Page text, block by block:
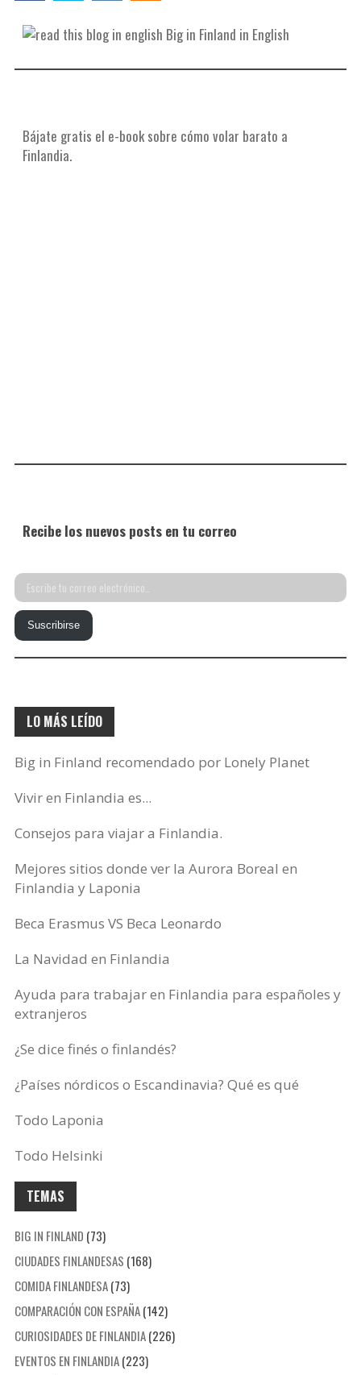
Big in Finland in English
Bájate gratis el e-book sobre cómo volar barato a
Finlandia.
Recibe los nuevos posts en tu correo
Escribe
tu
correo
electrónico…
Suscribirse
LO MÁS LEÍDO
Big in Finland recomendado por Lonely Planet
Vivir en Finlandia es...
Consejos para viajar a Finlandia.
Mejores sitios donde ver la Aurora Boreal en
Finlandia y Laponia
Beca Erasmus VS Beca Leonardo
La Navidad en Finlandia
Ayuda para trabajar en Finlandia para españoles y
extranjeros
¿Se dice finés o finlandés?
¿Países nórdicos o Escandinavia? Qué es qué
Todo Laponia
Todo Helsinki
TEMAS
BIG IN FINLAND (73)
CIUDADES FINLANDESAS (168)
COMIDA FINLANDESA(73)
COMPARACIÓN CON ESPAÑA(142)
CURIOSIDADES DE FINLANDIA(226)
EVENTOS EN FINLANDIA(223)